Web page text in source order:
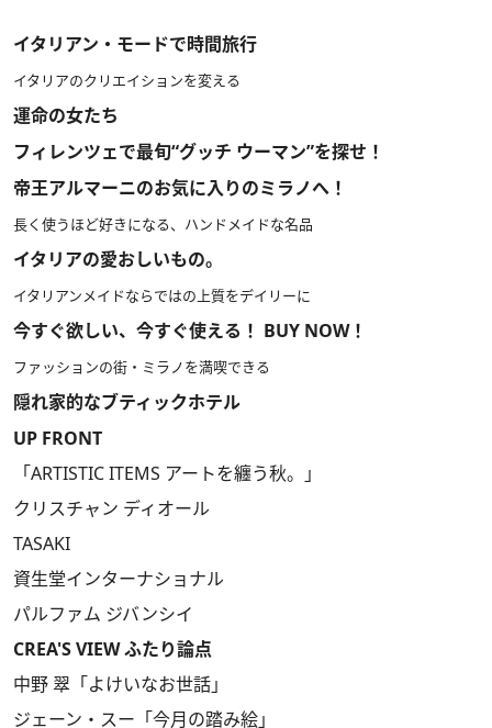
イタリアン・モードで時間旅行
イタリアのクリエイションを変える
運命の女たち
フィレンツェで最旬“グッチ ウーマン”を探せ！
帝王アルマーニのお気に入りのミラノへ！
長く使うほど好きになる、ハンドメイドな名品
イタリアの愛おしいもの。
イタリアンメイドならではの上質をデイリーに
今すぐ欲しい、今すぐ使える！ BUY NOW！
ファッションの街・ミラノを満喫できる
隠れ家的なブティックホテル
UP FRONT
「ARTISTIC ITEMS アートを纏う秋。」
クリスチャン ディオール
TASAKI
資生堂インターナショナル
パルファム ジバンシイ
CREA'S VIEW ふたり論点
中野 翠「よけいなお世話」
ジェーン・スー「今月の踏み絵」